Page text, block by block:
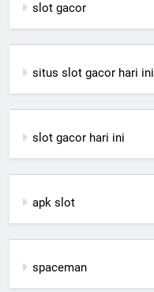
slot gacor
situs slot gacor hari ini
slot gacor hari ini
apk slot
spaceman